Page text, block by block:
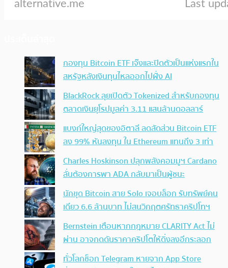
กองทุน Bitcoin ETF เจ๊งและปิดตัวเป็นแห่งแรกใน
สหรัฐหลังเงินทุนไหลออกไปฝั่ง AI
BlackRock ลุยเปิดตัว Tokenized สำหรับกองทุน
ตลาดเงินยุโรปมูลค่า 3.11 แสนล้านดอลลาร์
แบงก์ใหญ่สุดของอิตาลี ลดสัดส่วน Bitcoin ETF
ลง 99% หันลงทุน ใน Ethereum แทนถึง 3 เท่า
Charles Hoskinson ปลุกพลังคอมมูฯ Cardano
ลั่นต้องการพา ADA กลับมาเป็นผู้ชนะ
นักขุด Bitcoin สาย Solo เจอบล็อก รับทรัพย์คน
เดียว 6.6 ล้านบาท ไม่สนวิกฤตศรัทธาคริปโทฯ
Bernstein เตือนหากกฎหมาย CLARITY Act ไม่
ผ่าน อาจกดดันราคาคริปโตให้ดิ่งลงอีกระลอก
ทั่วโลกช็อก Telegram หายจาก App Store